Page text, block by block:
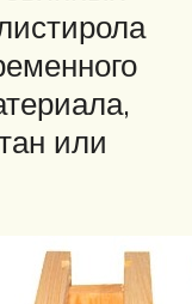
или